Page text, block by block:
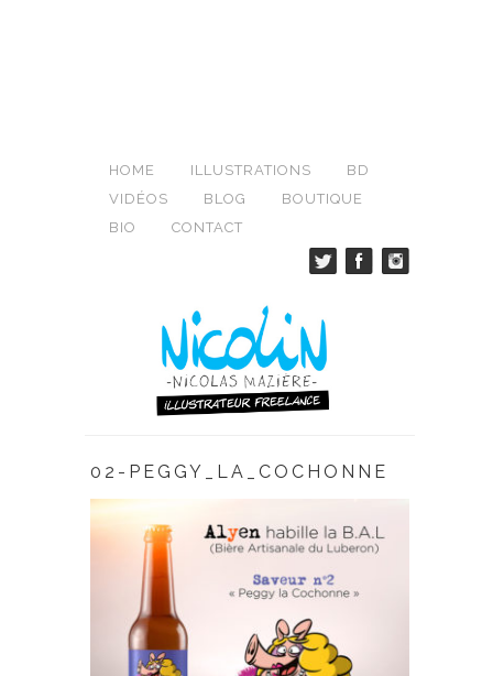
HOME ILLUSTRATIONS
BD
VIDÉOS
BLOG
BOUTIQUE
BIO
CONTACT
02-PEGGY_LA_COCHONNE